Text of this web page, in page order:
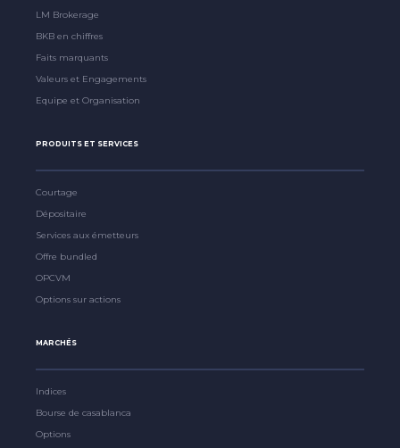
LM Brokerage
BKB en chiffres
Faits marquants
Valeurs et Engagements
Equipe et Organisation
PRODUITS ET SERVICES
Courtage
Dépositaire
Services aux émetteurs
Offre bundled
OPCVM
Options sur actions
MARCHÉS
Indices
Bourse de casablanca
Options